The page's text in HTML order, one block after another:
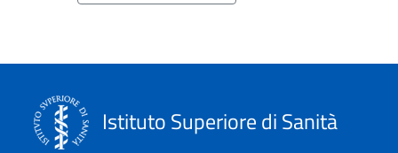
Istituto Superiore di Sanità